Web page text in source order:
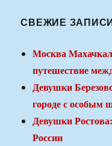
СВЕЖИЕ
Москва
путешествие
Девушки
городе с особым
Девушки
России